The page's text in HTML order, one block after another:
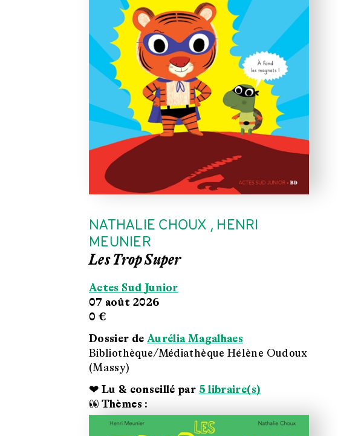
NATHALIE CHOUX , HENRI
MEUNIER
Les Trop Super
Actes Sud Junior
07 août 2026
0 €
Dossier de Aurélia Magalhaes
Bibliothèque/Médiathèque Hélène Oudoux
(Massy)
❤ Lu & conseillé par 5 libraire(s)
👀 Thèmes :